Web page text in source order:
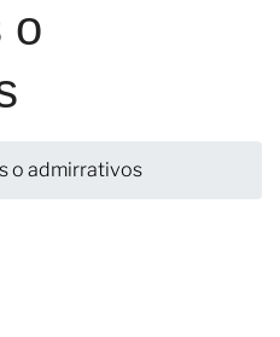
o
o admirrativos